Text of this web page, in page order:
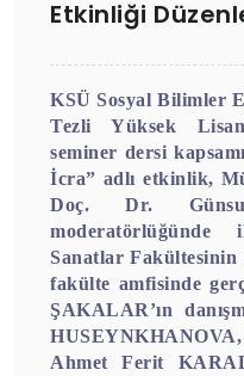
Etkinliği
KSÜ Sosyal Bilimler
Tezli Yüksek
seminer dersi
İcra” adlı etkinlik,
Doç. Dr.
Sanatlar Fakültesinin
fakülte amfisinde
ŞAKALAR’ın
Ahmet Ferit